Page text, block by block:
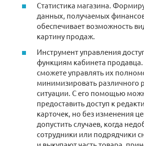
Статистика магазина.
данных, получаемых
обеспечивает возможность
картину продаж.
Инструмент управления
функциям кабинета продавца.
сможете управлять их
минимизировать различного
ситуации. С его помощью
предоставить доступ к
карточек, но без изменения
допустить случаев, когда
сотрудники или подрядчики
и выкупают часть товара,